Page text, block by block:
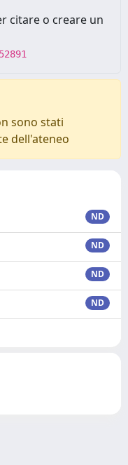
citare o creare un
sono stati
dell'ateneo
ND
ND
ND
ND